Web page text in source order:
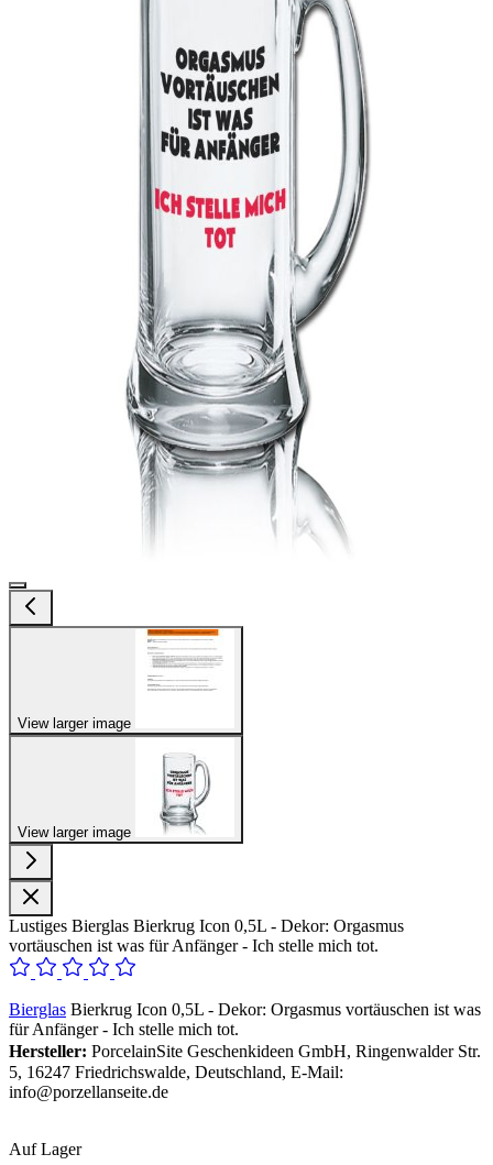
View larger image
View larger image
Lustiges Bierglas Bierkrug Icon 0,5L - Dekor: Orgasmus
vortäuschen ist was für Anfänger - Ich stelle mich tot.
Bierglas Bierkrug Icon 0,5L - Dekor: Orgasmus vortäuschen ist was
für Anfänger - Ich stelle mich tot.
Hersteller: PorcelainSite Geschenkideen GmbH, Ringenwalder Str.
5, 16247 Friedrichswalde, Deutschland, E-Mail:
info@porzellanseite.de
Auf Lager